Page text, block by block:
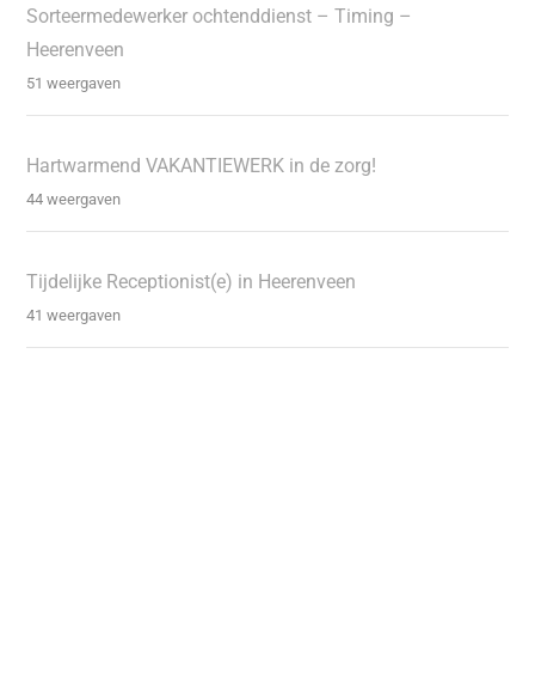
Sorteermedewerker ochtenddienst – Timing –
Heerenveen
51 weergaven
Hartwarmend VAKANTIEWERK in de zorg!
44 weergaven
Tijdelijke Receptionist(e) in Heerenveen
41 weergaven